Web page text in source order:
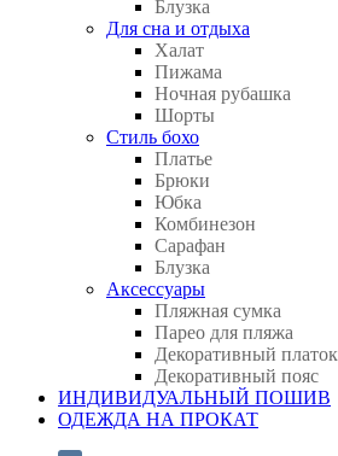
Блузка
Для сна и отдыха
Халат
Пижама
Ночная рубашка
Шорты
Стиль бохо
Платье
Брюки
Юбка
Комбинезон
Сарафан
Блузка
Аксессуары
Пляжная сумка
Парео для пляжа
Декоративный платок
Декоративный пояс
ИНДИВИДУАЛЬНЫЙ ПОШИВ
ОДЕЖДА НА ПРОКАТ